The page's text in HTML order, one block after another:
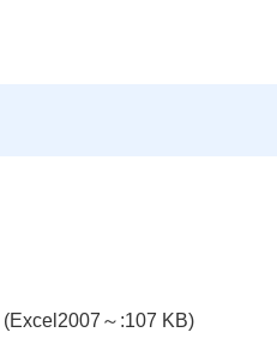
(Excel2007～:107 KB)